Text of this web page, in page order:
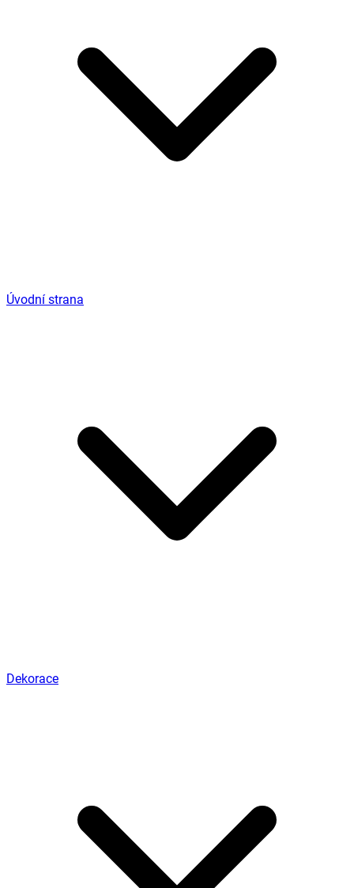
Úvodní strana
Dekorace